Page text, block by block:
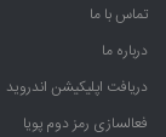
تماس با ما
درباره ما
دریافت اپلیکیشن اندروید
فعالسازی رمز دوم پویا